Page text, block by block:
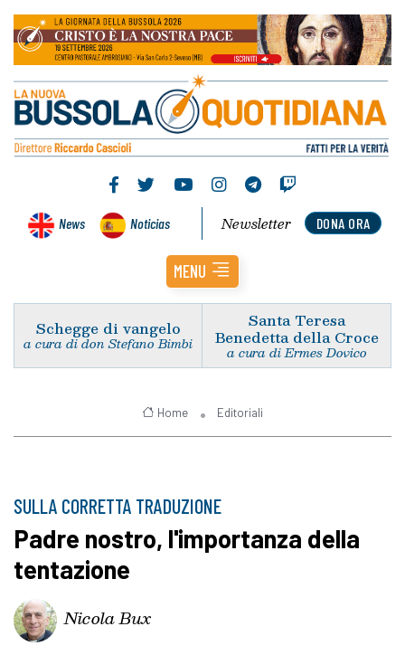
News Noticias DONA ORA
Newsletter
MENU
Schegge di vangelo
a cura di don Stefano Bimbi
Santa Teresa
Benedetta della Croce
a cura di Ermes Dovico
Home Editoriali
SULLA CORRETTA TRADUZIONE
Padre nostro, l'importanza della
tentazione
Nicola Bux